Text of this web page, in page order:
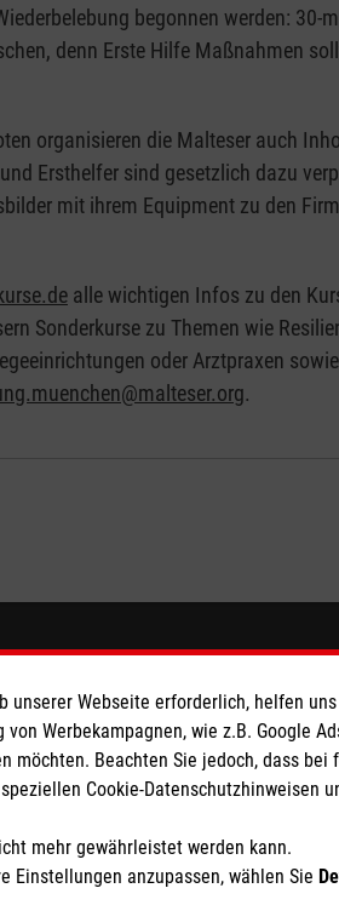
begonnen werden: 30-
denn Erste Hilfe Maßnahmen
organisieren die Malteser auch
Ersthelfer sind gesetzlich dazu
mit ihrem Equipment zu den
alle wichtigen Infos zu den
Sonderkurse zu Themen wie
oder Arztpraxen
.
e.V.
und Caritas eG
2135 21
So finden Sie
Landshuter Str. 55
85435 Erding
Telefon: 08122
Webseite erforderlich, helfen
Werbekampagnen, wie z.B. Google
möchten. Beachten Sie jedoch, dass bei
Cookie-Datenschutzhinweisen
mehr gewährleistet werden kann.
Einstellungen anzupassen, wählen Sie